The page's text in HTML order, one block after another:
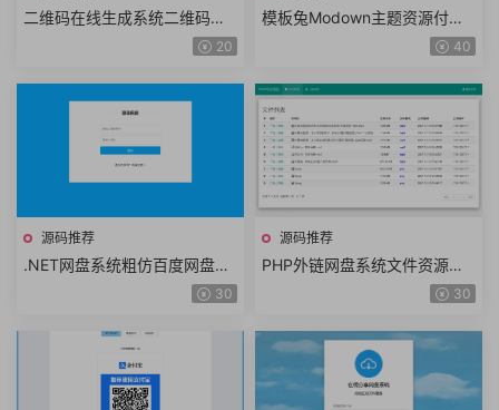
二维码在线生成系统二维码生
成工具二维码LOGO上传二维20
模板兔Modown主题资源付费
下载资源付费查看WordPress
主题V6.2+Erphpdown11.7插
件+手机端
40
源码推荐
.NET网盘系统粗仿百度网盘文
件上传下载生成分享链接VIP会
30
源码推荐
PHP外链网盘系统文件资源外
链分享在线预览在线播放免登30